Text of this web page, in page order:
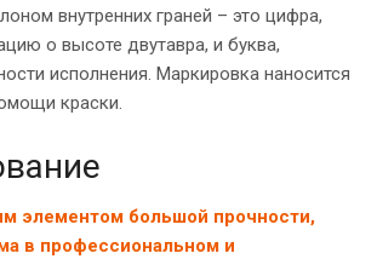
внутренних граней – это цифра,
о высоте двутавра, и буква,
исполнения. Маркировка наносится
краски.
элементом большой прочности,
в профессиональном и